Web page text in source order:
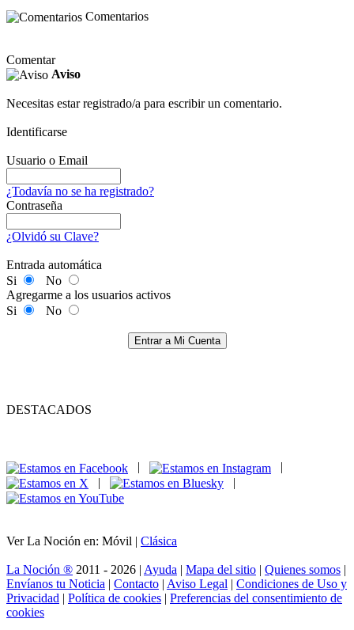
Comentarios
Comentar
Aviso
Necesitas estar registrado/a para escribir un comentario.
Identificarse
Usuario o Email
¿Todavía no se ha registrado?
Contraseña
¿Olvidó su Clave?
Entrada automática
Si
No
Agregarme a los usuarios activos
Si
No
Entrar a Mi Cuenta
DESTACADOS
|
|
Ver La Noción en: Móvil | Clásica
La Noción ® 2011 - 2026 | Ayuda | Mapa del sitio | Quienes somos |
Envíanos tu Noticia | Contacto | Aviso Legal | Condiciones de Uso y
Privacidad | Política de cookies | Preferencias del consentimiento de
cookies